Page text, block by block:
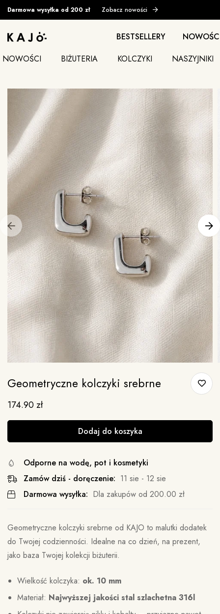
Darmowa wysyłka od 200 zł Zobacz nowości
BESTSELLERY
NOWOŚCI
BIŻUTERIA KOLCZYKI NASZYJNIKI
Geometryczne kolczyki srebrne
174.90zł
Dodaj do koszyka
Odporne na wodę, pot i kosmetyki
Zamów dziś - doręczenie: 11 sie - 12 sie
Darmowa wysyłka: Dla zakupów od 200.00 zł
Geometryczne kolczyki srebrne od KAJO to malutki dodatek
do Twojej codzienności. Idealne na co dzień, na prezent,
jako baza Twojej kolekcji biżuterii.
Wielkość kolczyka: ok. 10 mm
Materiał: Najwyższej jakości stal szlachetna 316l